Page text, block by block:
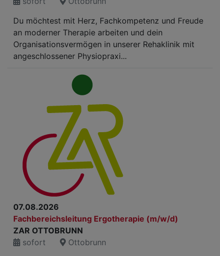
Du möchtest mit Herz, Fachkompetenz und Freude
an moderner Therapie arbeiten und dein
Organisationsvermögen in unserer Rehaklinik mit
angeschlossener Physiopraxi...
07.08.2026
Fachbereichsleitung Ergotherapie (m/w/d)
ZAR OTTOBRUNN
sofort
Ottobrunn